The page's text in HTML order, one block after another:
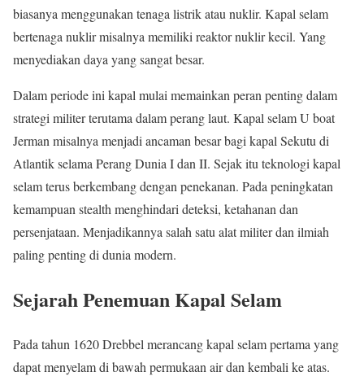
biasanya menggunakan tenaga listrik atau nuklir. Kapal selam
bertenaga nuklir misalnya memiliki reaktor nuklir kecil. Yang
menyediakan daya yang sangat besar.
Dalam periode ini kapal mulai memainkan peran penting dalam
strategi militer terutama dalam perang laut. Kapal selam U boat
Jerman misalnya menjadi ancaman besar bagi kapal Sekutu di
Atlantik selama Perang Dunia I dan II. Sejak itu teknologi kapal
selam terus berkembang dengan penekanan. Pada peningkatan
kemampuan stealth menghindari deteksi, ketahanan dan
persenjataan. Menjadikannya salah satu alat militer dan ilmiah
paling penting di dunia modern.
Sejarah Penemuan Kapal Selam
Pada tahun 1620 Drebbel merancang kapal selam pertama yang
dapat menyelam di bawah permukaan air dan kembali ke atas.